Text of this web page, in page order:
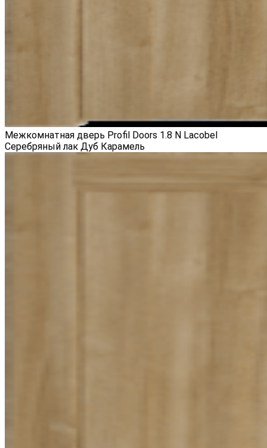
Межкомнатная дверь Profil Doors 1.8 N Lacobel
Серебряный лак Дуб Карамель